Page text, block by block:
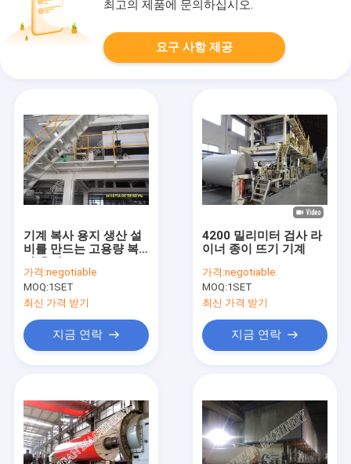
최고의 제품에 문의하십시오.
요구 사항 제공
기계 복사 용지 생산 설
비를 만드는 고용량 복
가격:negotiable
MOQ:1SET
최신 가격 받기
지금 연락
4200 밀리미터 검사 라
이너 종이 뜨기 기계
가격:negotiable
MOQ:1SET
최신 가격 받기
지금 연락